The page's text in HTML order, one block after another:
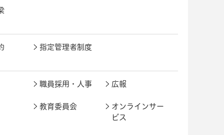
指定管理者制度
職員採用・人事 広報
教育委員会
オンラインサー
ビス